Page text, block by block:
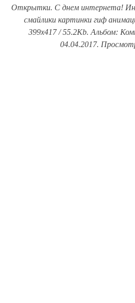
Открытки. С днем интернета!
смайлики картинки гиф
399x417 / 55.2Kb. Альбом:
04.04.2017.